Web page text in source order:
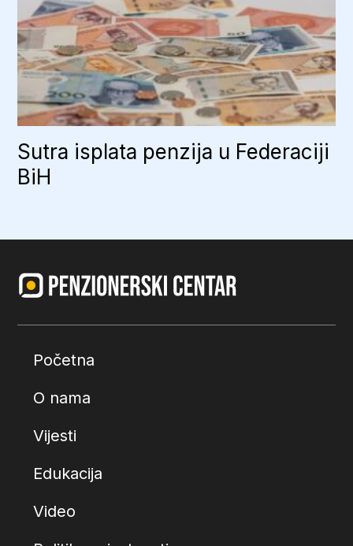
Sutra isplata penzija u Federaciji
BiH
Početna
O nama
Vijesti
Edukacija
Video